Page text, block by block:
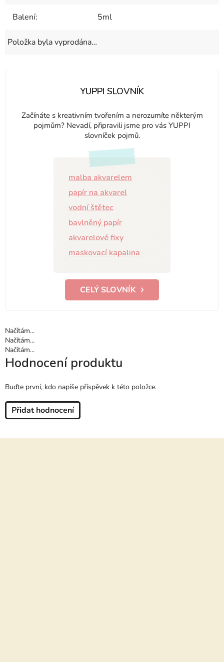
Balení: 5ml
Položka byla vyprodána…
YUPPI SLOVNÍK
Začínáte s kreativním tvořením a nerozumíte některým
pojmům? Nevadí, připravili jsme pro vás YUPPI
slovníček pojmů.
malba akvarelem
papír na akvarel
vodní štětec
bavlněný papír
akvarelové fixy
maskovací kapalina
CELÝ SLOVNÍK
Načítám...
Načítám...
Načítám...
Hodnocení produktu
Buďte první, kdo napíše příspěvek k této položce.
Přidat hodnocení